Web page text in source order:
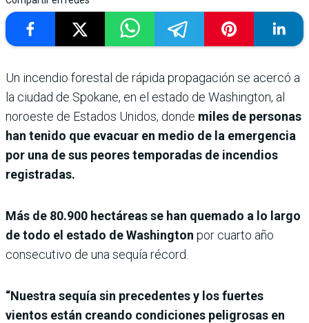
Un incendio forestal de rápida propagación se acercó a
la ciudad de Spokane, en el estado de Washington, al
noroeste de Estados Unidos, donde miles de personas
han tenido que evacuar en medio de la emergencia
por una de sus peores temporadas de incendios
registradas.
Más de 80.900 hectáreas se han quemado a lo largo
de todo el estado de Washington por cuarto año
consecutivo de una sequía récord.
“Nuestra sequía sin precedentes y los fuertes
vientos están creando condiciones peligrosas en